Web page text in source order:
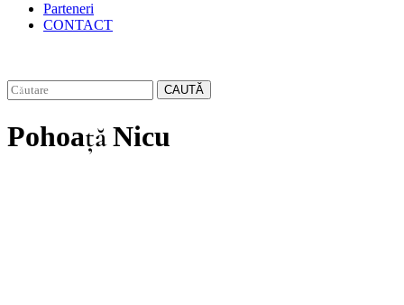
Parteneri
CONTACT
CAUTĂ
Pohoață Nicu